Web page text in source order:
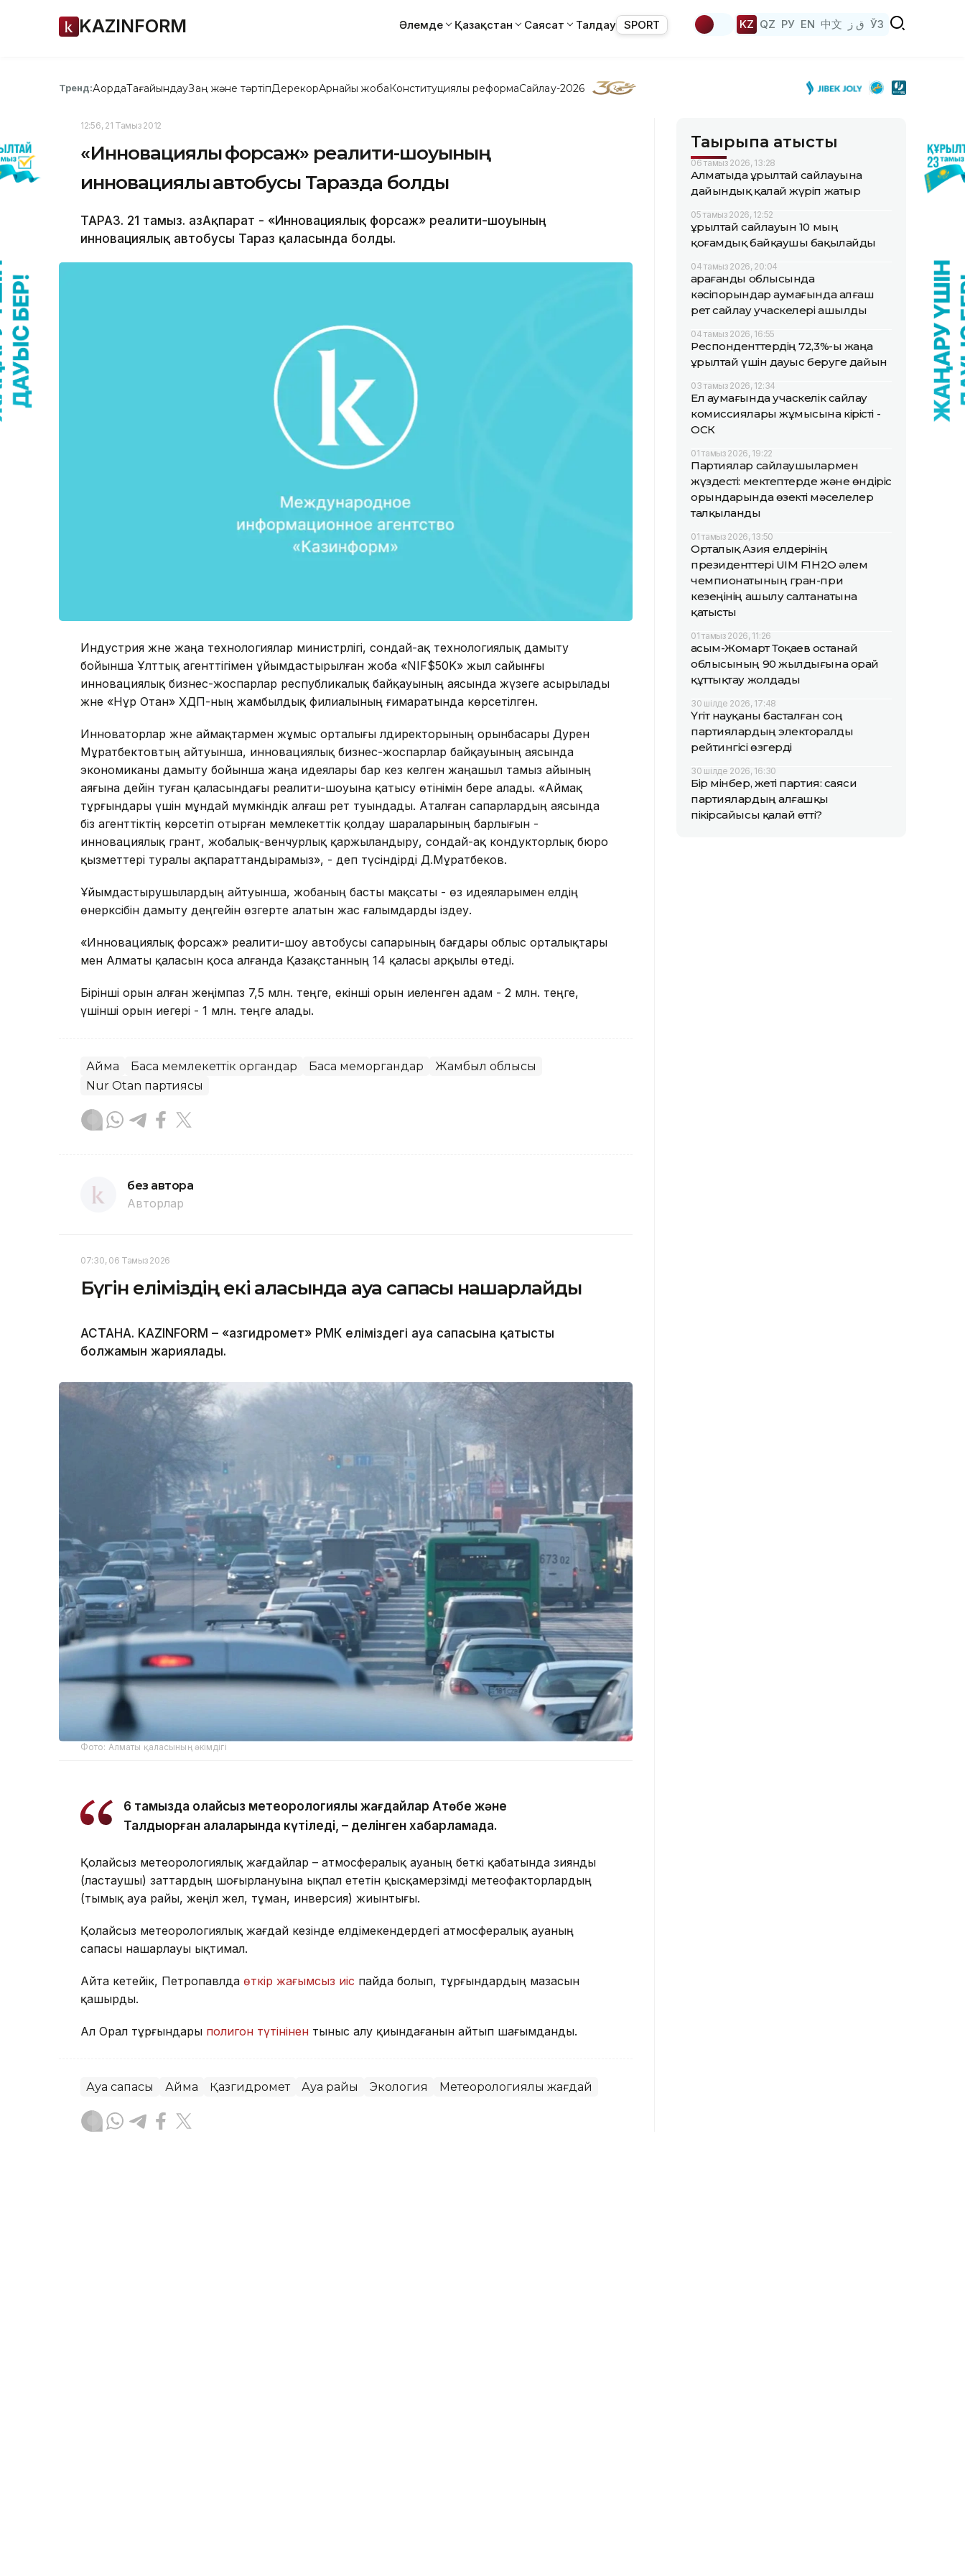
KAZINFORM Әлемде Қазақстан Саясат Талдау SPORT KZ QZ РУ EN 中文 ق ز ЎЗ
Тренд:АқордаТағайындауЗаң және тәртіпДерекқорАрнайы жобаКонституциялық реформаСайлау-2026
12:56, 21 Тамыз 2012
«Инновациялық форсаж» реалити-шоуының
инновациялық автобусы Таразда болды
ТАРАЗ. 21 тамыз. ҚазАқпарат - «Инновациялық форсаж» реалити-шоуының
инновациялық автобусы Тараз қаласында болды.
Индустрия және жаңа технологиялар министрлігі, сондай-ақ технологиялық дамыту
бойынша Ұлттық агенттігімен ұйымдастырылған жоба «NIF$50K» жыл сайынғы
инновациялық бизнес-жоспарлар республикалық байқауының аясында жүзеге асырылады
және «Нұр Отан» ХДП-ның жамбылдық филиалының ғимаратында көрсетілген.
Инноваторлар және аймақтармен жұмыс орталығы лдиректорының орынбасары Дәурен
Мұратбектовтың айтуынша, инновациялық бизнес-жоспарлар байқауының аясында
экономиканы дамыту бойынша жаңа идеялары бар кез келген жаңашыл тамыз айының
аяғына дейін туған қаласындағы реалити-шоуына қатысу өтінімін бере алады. «Аймақ
тұрғындары үшін мұндай мүмкіндік алғаш рет туындады. Аталған сапарлардың аясында
біз агенттіктің көрсетіп отырған мемлекеттік қолдау шараларының барлығын -
инновациялық грант, жобалық-венчурлық қаржыландыру, сондай-ақ кондукторлық бюро
қызметтері туралы ақпараттандырамыз», - деп түсіндірді Д.Мұратбеков.
Ұйымдастырушылардың айтуынша, жобаның басты мақсаты - өз идеяларымен елдің
өнеркәсібін дамыту деңгейін өзгерте алатын жас ғалымдарды іздеу.
«Инновациялық форсаж» реалити-шоу автобусы сапарының бағдары облыс орталықтары
мен Алматы қаласын қоса алғанда Қазақстанның 14 қаласы арқылы өтеді.
Бірінші орын алған жеңімпаз 7,5 млн. теңге, екінші орын иеленген адам - 2 млн. теңге,
үшінші орын иегері - 1 млн. теңге алады.
Аймақ Басқа мемлекеттік органдар Басқа меморгандар
Жамбыл облысы
Nur Otan партиясы
без автора
Авторлар
07:30, 06 Тамыз 2026
Бүгін еліміздің екі қаласында ауа сапасы нашарлайды
АСТАНА. KAZINFORM – «Қазгидромет» РМК еліміздегі ауа сапасына қатысты
болжамын жариялады.
Фото: Алматы қаласының әкімдігі
6 тамызда қолайсыз метеорологиялық жағдайлар Ақтөбе және
Талдықорған қалаларында күтіледі, – делінген хабарламада.
Қолайсыз метеорологиялық жағдайлар – атмосфералық ауаның беткі қабатында зиянды
(ластаушы) заттардың шоғырлануына ықпал ететін қысқамерзімді метеофакторлардың
(тымық ауа райы, жеңіл жел, тұман, инверсия) жиынтығы.
Қолайсыз метеорологиялық жағдай кезінде елдімекендердегі атмосфералық ауаның
сапасы нашарлауы ықтимал.
Айта кетейік, Петропавлда өткір жағымсыз иіс пайда болып, тұрғындардың мазасын
қашырды.
Ал Орал тұрғындары полигон түтінінен тыныс алу қиындағанын айтып шағымданды.
Ауа сапасы Аймақ Қазгидромет Ауа райы Экология Метеорологиялық жағдай
Тақырыпқа қатысты
06 тамыз 2026, 13:28
Алматыда Құрылтай сайлауына
дайындық қалай жүріп жатыр
05 тамыз 2026, 12:52
Құрылтай сайлауын 10 мың
қоғамдық байқаушы бақылайды
04 тамыз 2026, 20:04
Қарағанды облысында
кәсіпорындар аумағында алғаш
рет сайлау учаскелері ашылды
04 тамыз 2026, 16:55
Респонденттердің 72,3%-ы жаңа
Құрылтай үшін дауыс беруге дайын
03 тамыз 2026, 12:34
Ел аумағында учаскелік сайлау
комиссиялары жұмысына кірісті -
ОСК
01 тамыз 2026, 19:22
Партиялар сайлаушылармен
жүздесті: мектептерде және өндіріс
орындарында өзекті мәселелер
талқыланды
01 тамыз 2026, 13:50
Орталық Азия елдерінің
президенттері UIM F1H2O әлем
чемпионатының гран-при
кезеңінің ашылу салтанатына
қатысты
01 тамыз 2026, 11:26
Қасым-Жомарт Тоқаев Қостанай
облысының 90 жылдығына орай
құттықтау жолдады
30 шілде 2026, 17:48
Үгіт науқаны басталған соң
партиялардың электоралды
рейтингісі өзгерді
30 шілде 2026, 16:30
Бір мінбер, жеті партия: саяси
партиялардың алғашқы
пікірсайысы қалай өтті?